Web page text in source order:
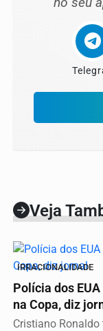
Veja
IRRACIONALIDADE
Polícia dos
na Copa, diz
Cristiano